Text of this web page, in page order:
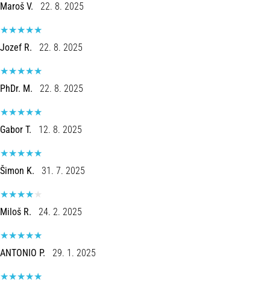
e
como
são
Na
prática,
shuttle
run
a
velocidade,
agilidade
e
mudanças
de
Como
Maroš V. 22. 8. 2025
Jozef R. 22. 8. 2025
PhDr. M. 22. 8. 2025
Gabor T. 12. 8. 2025
Šimon K. 31. 7. 2025
Miloš R. 24. 2. 2025
ANTONIO P. 29. 1. 2025